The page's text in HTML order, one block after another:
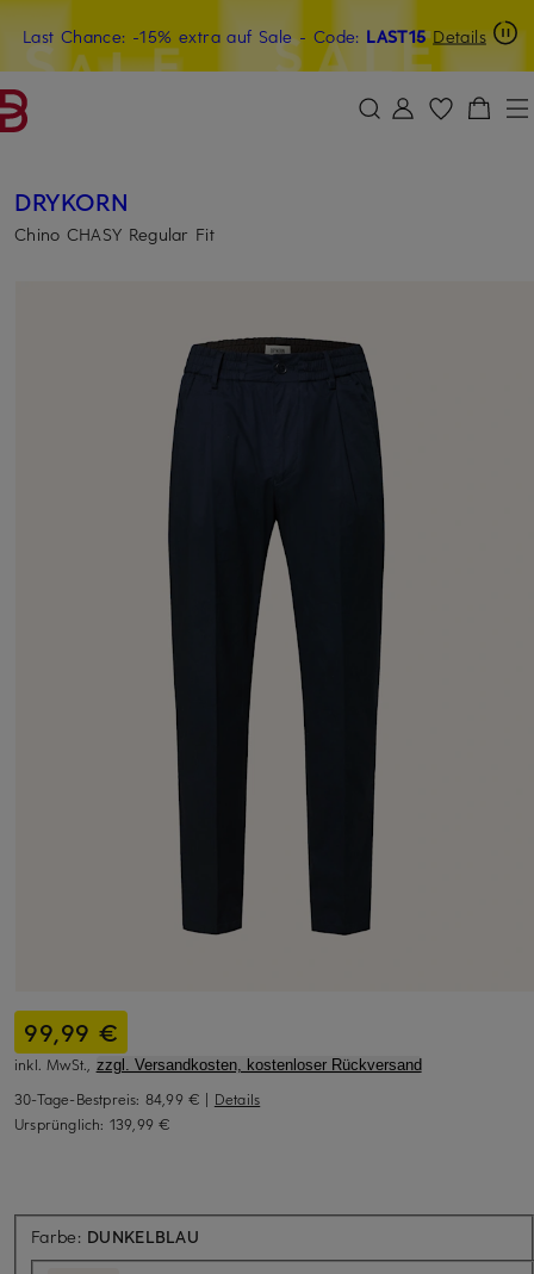
ZUM HAUPTINHALT ÜBERSPRINGEN ZUM SUCHFELD ÜBERSPRINGEN
Last Chance: -15% extra auf Sale- Code: LAST15 Details
15€-Willkommensgutschein mit Beyond sichern
DRYKORN
Chino CHASY Regular Fit
99,99 €
inkl. MwSt., zzgl. Versandkosten, kostenloser Rückversand
30-Tage-Bestpreis: 84,99 € | Details
Ursprünglich: 139,99 €
Farbe: DUNKELBLAU